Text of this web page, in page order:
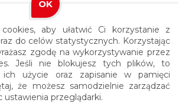
aby ułatwić Ci korzystanie z
do celów statystycznych. Korzystając
zgodę na wykorzystywanie przez
Jeśli nie blokujesz tych plików, to
użycie oraz zapisanie w pamięci
że możesz samodzielnie zarządzać
ustawienia przeglądarki.
OK